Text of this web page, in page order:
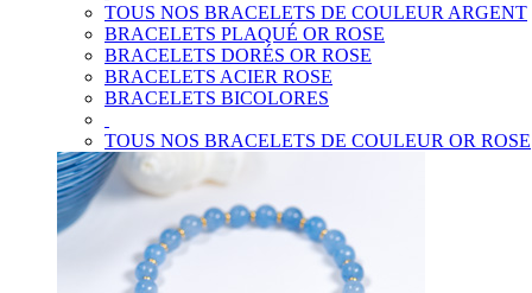
TOUS NOS BRACELETS DE COULEUR ARGENT
BRACELETS PLAQUÉ OR ROSE
BRACELETS DORÉS OR ROSE
BRACELETS ACIER ROSE
BRACELETS BICOLORES
TOUS NOS BRACELETS DE COULEUR OR ROSE